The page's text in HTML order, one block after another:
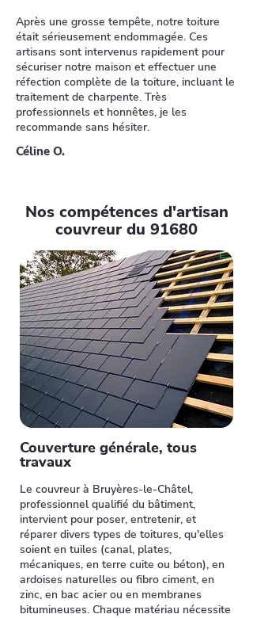
Après une grosse tempête, notre toiture
était sérieusement endommagée. Ces
artisans sont intervenus rapidement pour
sécuriser notre maison et effectuer une
réfection complète de la toiture, incluant le
traitement de charpente. Très
professionnels et honnêtes, je les
recommande sans hésiter.
Céline O.
Nos compétences d'artisan
couvreur du 91680
Couverture générale, tous
travaux
Le couvreur à Bruyères-le-Châtel,
professionnel qualifié du bâtiment,
intervient pour poser, entretenir, et
réparer divers types de toitures, qu'elles
soient en tuiles (canal, plates,
mécaniques, en terre cuite ou béton), en
ardoises naturelles ou fibro ciment, en
zinc, en bac acier ou en membranes
bitumineuses. Chaque matériau nécessite